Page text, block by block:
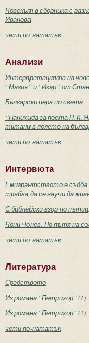
Човекът в сборника с
Иванова
чети по-нататък
Анализи
Интерпретацията на
“Магия” и “Икар” от
Български пера по света
“Панихида за поета П. К.
титани в полето на
чети по-нататък
Интервюта
Емигрантството е съдба
трябва да се научи да
С библейски взор по
Чони Чонев: По пътя на
чети по-нататък
Литература
Средството
Из романа “Петрихор” (1)
Из романа “Петрихор” (2)
чети по-нататък